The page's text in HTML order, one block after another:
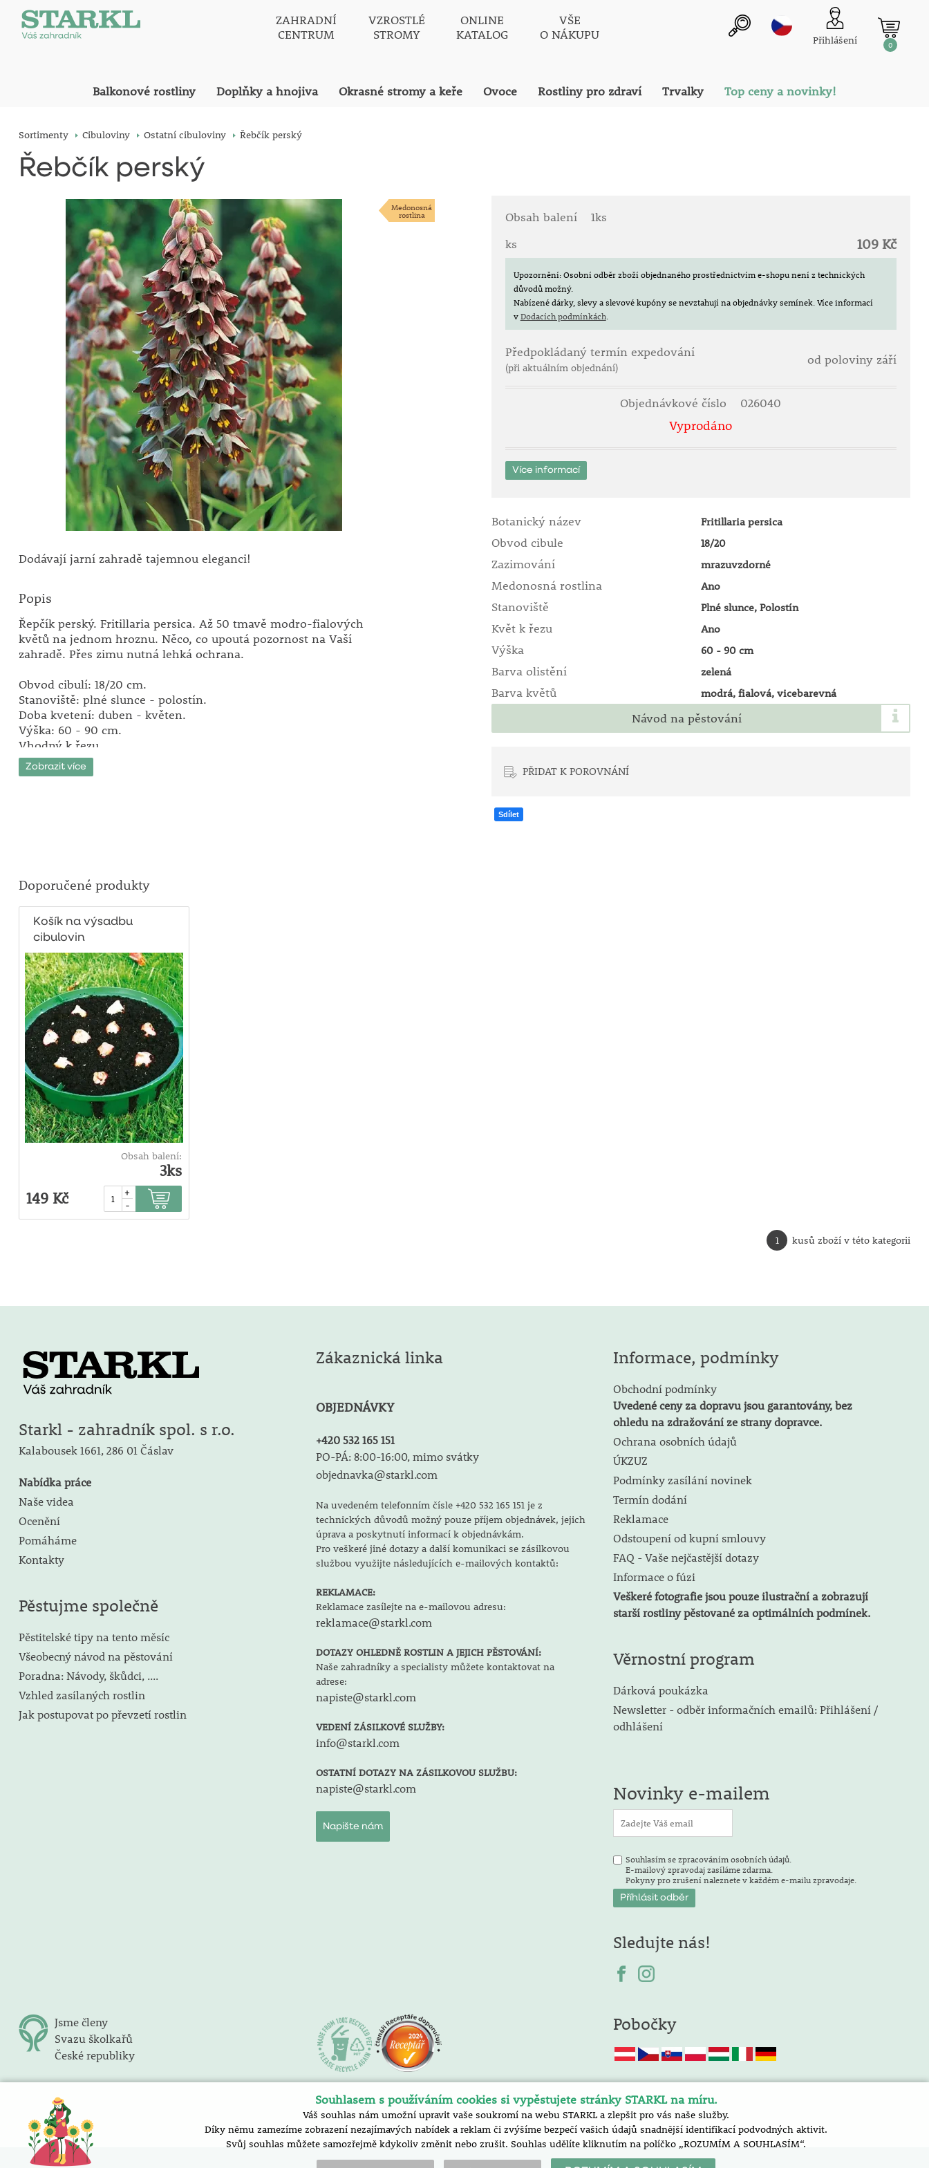
ZAHRADNÍ
CENTRUM
VZROSTLÉ
STROMY
ONLINE
KATALOG
VŠE
O NÁKUPU
Přihlášení 0
Balkonové rostliny Doplňky a hnojiva Okrasné stromy a keře Ovoce Rostliny pro zdraví Trvalky Top ceny a novinky!
Sortimenty Cibuloviny Ostatní cibuloviny Řebčík perský
Řebčík perský
Medonosná
rostlina
Dodávají jarní zahradě tajemnou eleganci!
Popis
Řepčík perský. Fritillaria persica. Až 50 tmavě modro-fialových
květů na jednom hroznu. Něco, co upoutá pozornost na Vaší
zahradě. Přes zimu nutná lehká ochrana.
Obvod cibulí: 18/20 cm.
Stanoviště: plné slunce - polostín.
Doba kvetení: duben - květen.
Výška: 60 - 90 cm.
Vhodný k řezu.
Mystická krása!
Zobrazit více
Obsah balení
1ks
ks
109 Kč
Upozornění: Osobní odběr zboží objednaného prostřednictvím e-shopu není z technických
důvodů možný.
Nabízené dárky, slevy a slevové kupóny se nevztahují na objednávky semínek. Více informací
vDodacích podmínkách.
Předpokládaný termín expedování
(při aktuálním objednání)
od poloviny září
Objednávkové číslo 026040
Vyprodáno
Více informací
Botanický název Fritillaria persica
Obvod cibule 18/20
Zazimování mrazuvzdorné
Medonosná rostlina Ano
Stanoviště Plné slunce, Polostín
Květ k řezu Ano
Výška 60 - 90 cm
Barva olistění zelená
Barva květů modrá, fialová, vicebarevná
Návod na pěstování
PŘIDAT K POROVNÁNÍ
Sdílet
Doporučené produkty
Košík na výsadbu
cibulovin
Obsah balení:
3ks
149 Kč
+
-
1 kusů zboží v této kategorii
Starkl - zahradník spol. s r.o.
Kalabousek 1661, 286 01 Čáslav
Nabídka práce
Naše videa
Ocenění
Pomáháme
Kontakty
Pěstujme společně
Pěstitelské tipy na tento měsíc
Všeobecný návod na pěstování
Poradna: Návody, škůdci, ....
Vzhled zasílaných rostlin
Jak postupovat po převzetí rostlin
Zákaznická linka
OBJEDNÁVKY
+420 532 165 151
PO-PÁ: 8:00-16:00, mimo svátky
objednavka@starkl.com
Na uvedeném telefonním čísle +420 532 165 151 je z
technických důvodů možný pouze příjem objednávek, jejich
úprava a poskytnutí informací k objednávkám.
Pro veškeré jiné dotazy a další komunikaci se zásilkovou
službou využijte následujících e-mailových kontaktů:
REKLAMACE:
Reklamace zasílejte na e-mailovou adresu:
reklamace@starkl.com
DOTAZY OHLEDNĚ ROSTLIN A JEJICH PĚSTOVÁNÍ:
Naše zahradníky a specialisty můžete kontaktovat na
adrese:
napiste@starkl.com
VEDENÍ ZÁSILKOVÉ SLUŽBY:
info@starkl.com
OSTATNÍ DOTAZY NA ZÁSILKOVOU SLUŽBU:
napiste@starkl.com
Napište nám
Informace, podmínky
Obchodní podmínky
Uvedené ceny za dopravu jsou garantovány, bez
ohledu na zdražování ze strany dopravce.
Ochrana osobních údajů
ÚKZUZ
Podmínky zasílání novinek
Termín dodání
Reklamace
Odstoupení od kupní smlouvy
FAQ - Vaše nejčastější dotazy
Informace o fúzi
Veškeré fotografie jsou pouze ilustrační a zobrazují
starší rostliny pěstované za optimálních podmínek.
Věrnostní program
Dárková poukázka
Newsletter - odběr informačních emailů: Přihlášení /
odhlášení
Novinky e-mailem
Souhlasím se zpracováním osobních údajů.
E-mailový zpravodaj zasíláme zdarma.
Pokyny pro zrušení naleznete v každém e-mailu zpravodaje.
Sledujte nás!
Jsme členy
Svazu školkařů
České republiky
Pobočky
Souhlasem s používáním cookies si vypěstujete stránky STARKL na míru.
Váš souhlas nám umožní upravit vaše soukromí na webu STARKL a zlepšit pro vás naše služby.
Díky němu zamezíme zobrazení nezajímavých nabídek a reklam či zvýšíme bezpečí vašich údajů snadnější identifikací podvodných aktivit.
Svůj souhlas můžete samozřejmě kdykoliv změnit nebo zrušit. Souhlas udělíte kliknutím na políčko „ROZUMÍM A SOUHLASÍM“.